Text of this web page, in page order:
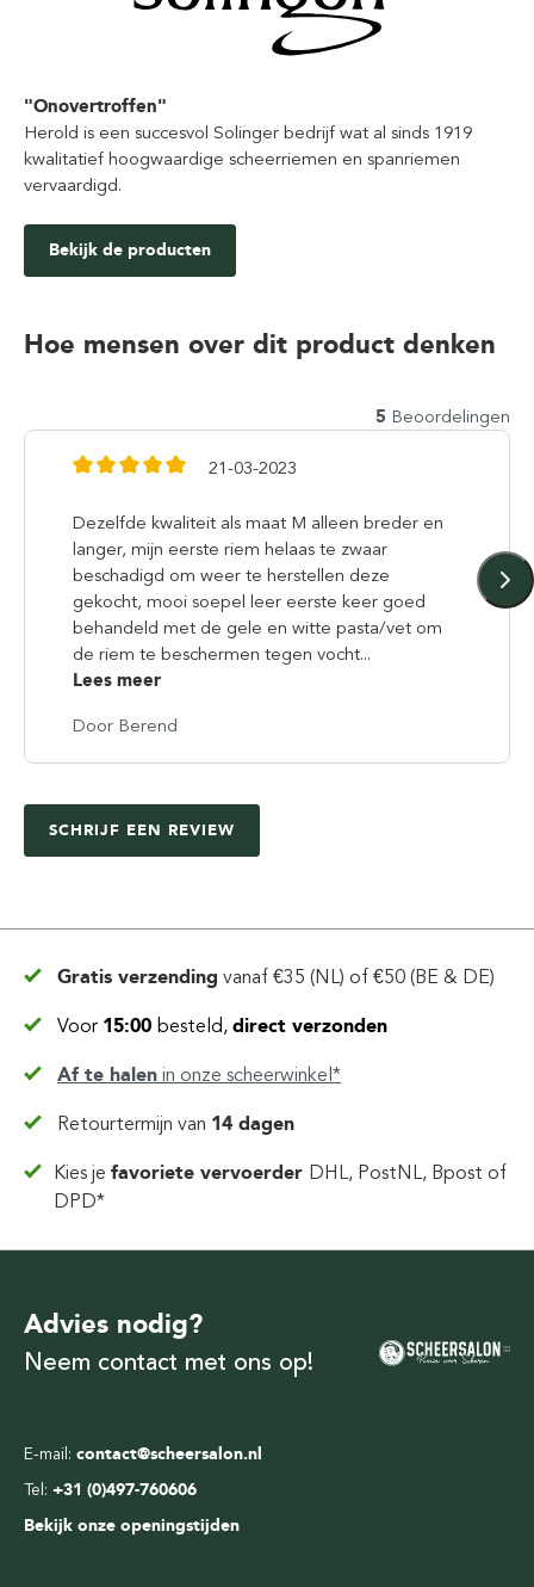
"Onovertroffen"
Herold is een succesvol Solinger bedrijf wat al sinds 1919
kwalitatief hoogwaardige scheerriemen en spanriemen
vervaardigd.
Bekijk de producten
Hoe mensen over dit product denken
5 Beoordelingen
21-03-2023
Dezelfde kwaliteit als maat M alleen breder en
langer, mijn eerste riem helaas te zwaar
beschadigd om weer te herstellen deze
gekocht, mooi soepel leer eerste keer goed
behandeld met de gele en witte pasta/vet om
de riem te beschermen tegen vocht...
Lees meer
Door Berend
SCHRIJF EEN REVIEW
Gratis verzending vanaf €35 (NL) of €50 (BE & DE)
Voor 15:00 besteld, direct verzonden
Af te halen in onze scheerwinkel*
Retourtermijn van 14 dagen
Kies jefavoriete vervoerder DHL, PostNL, Bpost of
DPD*
E-mail: contact@scheersalon.nl
Tel: +31 (0)497-760606
Bekijk onze openingstijden
Advies nodig?
Neem contact met ons op!